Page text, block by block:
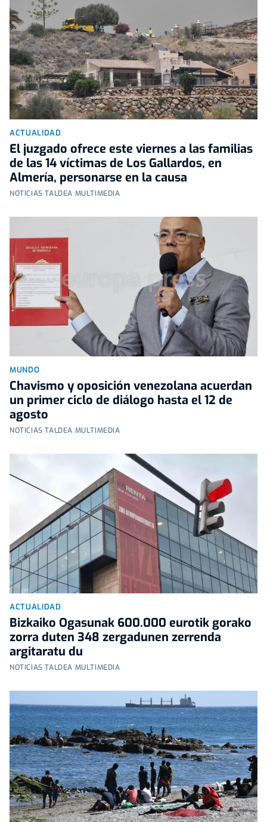
ACTUALIDAD
El juzgado ofrece este viernes a las familias
de las 14 víctimas de Los Gallardos, en
Almería, personarse en la causa
NOTICIAS TALDEA MULTIMEDIA
MUNDO
Chavismo y oposición venezolana acuerdan
un primer ciclo de diálogo hasta el 12 de
agosto
NOTICIAS TALDEA MULTIMEDIA
ACTUALIDAD
Bizkaiko Ogasunak 600.000 eurotik gorako
zorra duten 348 zergadunen zerrenda
argitaratu du
NOTICIAS TALDEA MULTIMEDIA